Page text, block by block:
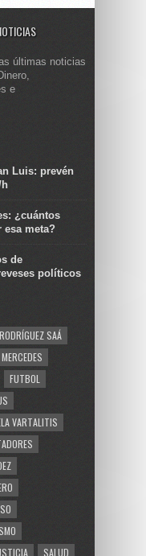
últimas noticias
e
Luis: prevén
h
¿cuántos
esa meta?
de
políticos
SAÁ
FUTBOL
VARTALITIS
SALUD